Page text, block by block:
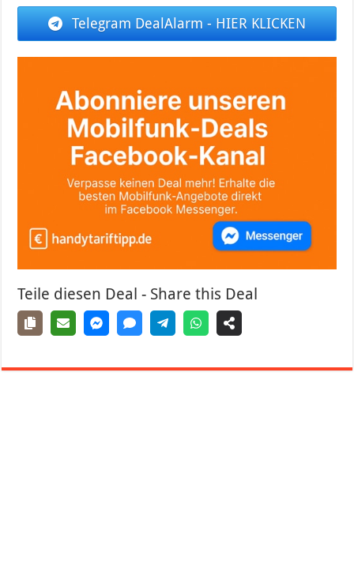
Telegram DealAlarm - HIER KLICKEN
Teile diesen Deal - Share this Deal